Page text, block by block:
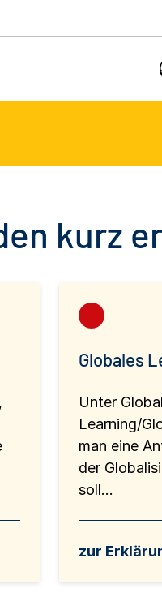
kurz
Globales
Unter
Learning/
man eine
der
soll...
zur